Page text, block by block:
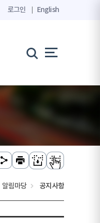
로그인 English
알림마당 공지사항